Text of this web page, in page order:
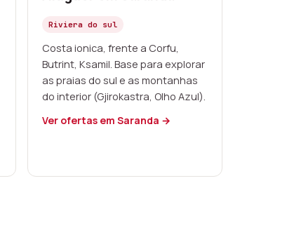
Riviera do sul
Costa ionica, frente a Corfu,
Butrint, Ksamil. Base para explorar
as praias do sul e as montanhas
do interior (Gjirokastra, Olho Azul).
Ver ofertas em Saranda →